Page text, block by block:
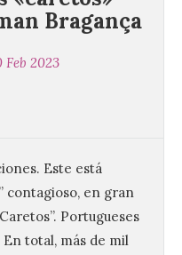
Bragança
Feb 2023
Este está
contagioso, en gran
Portugueses
total, más de mil